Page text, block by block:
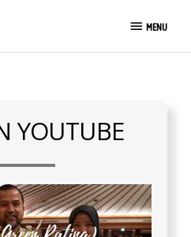
MENU
MENU
YOUTUBE